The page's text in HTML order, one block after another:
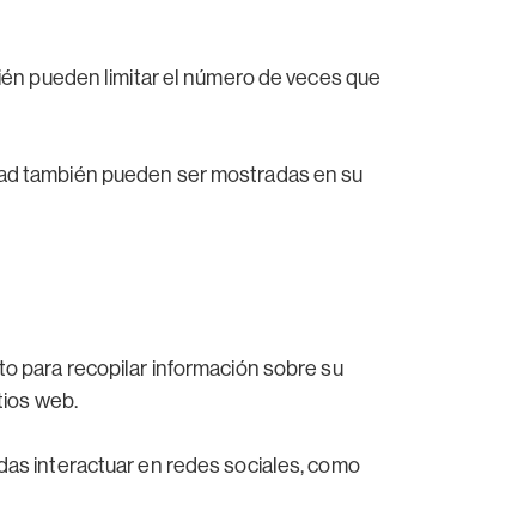
pueden limitar el número de veces que
también pueden ser mostradas en su
para recopilar información sobre su
web.
interactuar en redes sociales, como